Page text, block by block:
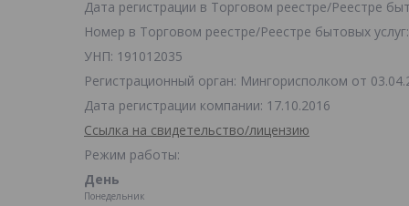
Дата регистрации в Торговом реестре/Реестре
Номер в Торговом реестре/Реестре бытовых
УНП: 191012035
Регистрационный орган: Мингорисполком от
Дата регистрации компании: 17.10.2016
Ссылка на свидетельство/лицензию
Режим работы:
День
Понедельник